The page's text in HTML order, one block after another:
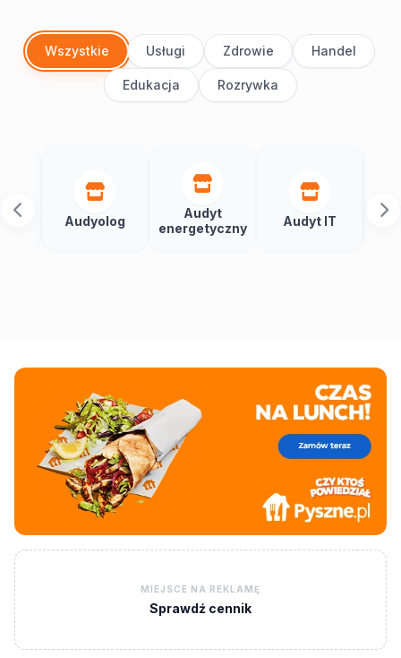
Wszystkie Usługi Zdrowie Handel
Edukacja Rozrywka
Audyolog
energetyczny
Audyt IT Audytor
MIEJSCE NA REKLAMĘ
Sprawdź cennik